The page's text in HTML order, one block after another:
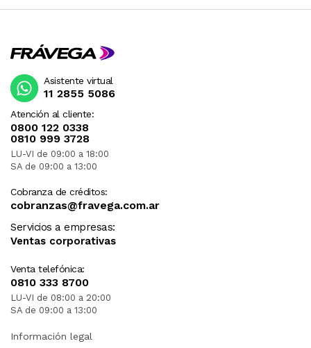
Atención al cliente:
0800 122 0338
0810 999 3728
LU-VI de 09:00 a 18:00
SA de 09:00 a 13:00
Cobranza de créditos:
cobranzas@fravega.com.ar
Servicios a empresas:
Ventas corporativas
Venta telefónica:
0810 333 8700
LU-VI de 08:00 a 20:00
SA de 09:00 a 13:00
Asistente virtual
11 2855 5086
Información legal